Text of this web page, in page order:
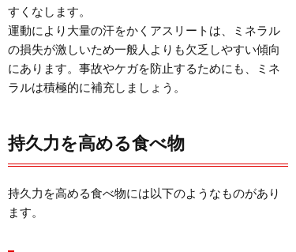
すくなします。
運動により大量の汗をかくアスリートは、ミネラル
の損失が激しいため一般人よりも欠乏しやすい傾向
にあります。事故やケガを防止するためにも、ミネ
ラルは積極的に補充しましょう。
持久力を高める食べ物
持久力を高める食べ物には以下のようなものがあり
ます。